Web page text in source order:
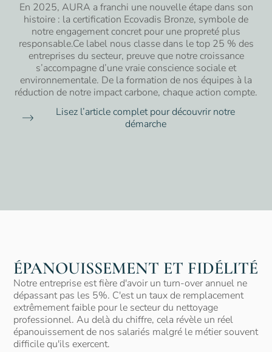
En 2025, AURA a franchi une nouvelle étape dans son
histoire : la certification Ecovadis Bronze, symbole de
notre engagement concret pour une propreté plus
responsable.Ce label nous classe dans le top 25 % des
entreprises du secteur, preuve que notre croissance
s’accompagne d’une vraie conscience sociale et
environnementale. De la formation de nos équipes à la
réduction de notre impact carbone, chaque action compte.
Lisez l’article complet pour découvrir notre
démarche
ÉPANOUISSEMENT ET FIDÉLITÉ
Notre entreprise est fière d'avoir un turn-over annuel ne
dépassant pas les 5%. C'est un taux de remplacement
extrêmement faible pour le secteur du nettoyage
professionnel. Au delà du chiffre, cela révèle un réel
épanouissement de nos salariés malgré le métier souvent
difficile qu'ils exercent.